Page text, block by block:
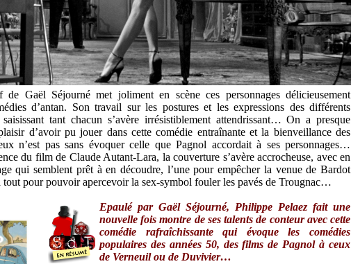
Gaël Séjourné met joliment en scène ces personnages délicieusement
d’antan. Son travail sur les postures et les expressions des différents
tant chacun s’avère irrésistiblement attendrissant… On a presque
d’avoir pu jouer dans cette comédie entraînante et la bienveillance des
n’est pas sans évoquer celle que Pagnol accordait à ses personnages…
du film de Claude Autant-Lara, la couverture s’avère accrocheuse, avec en
qui semblent prêt à en découdre, l’une pour empêcher la venue de Bardot
tout pour pouvoir apercevoir la sex-symbol fouler les pavés de Trougnac…
Epaulé par Gaël Séjourné, Philippe Pelaez fait une
nouvelle fois montre de ses talents de conteur avec cette
comédie rafraîchissante qui évoque les comédies
populaires des années 50, des films de Pagnol à ceux
de Verneuil ou de Duvivier…